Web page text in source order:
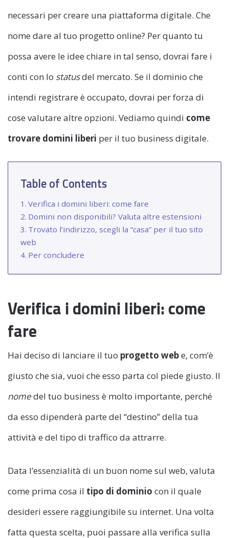
necessari per creare una piattaforma digitale. Che
nome dare al tuo progetto online? Per quanto tu
possa avere le idee chiare in tal senso, dovrai fare i
conti con lo statusdel mercato. Se il dominio che
intendi registrare è occupato, dovrai per forza di
cose valutare altre opzioni. Vediamo quindi come
trovare domini liberi per il tuo business digitale.
Table of Contents
Verifica i domini liberi: come fare
Domini non disponibili? Valuta altre estensioni
Trovato l’indirizzo, scegli la “casa” per il tuo sito
web
Per concludere
Verifica i domini liberi: come
fare
Hai deciso di lanciare il tuo progetto webe, com’è
giusto che sia, vuoi che esso parta col piede giusto. Il
nomedel tuo business è molto importante, perché
da esso dipenderà parte del “destino” della tua
attività e del tipo di traffico da attrarre.
Data l’essenzialità di un buon nome sul web, valuta
come prima cosa il tipo di dominio con il quale
desideri essere raggiungibile su internet. Una volta
fatta questa scelta, puoi passare alla verifica sulla